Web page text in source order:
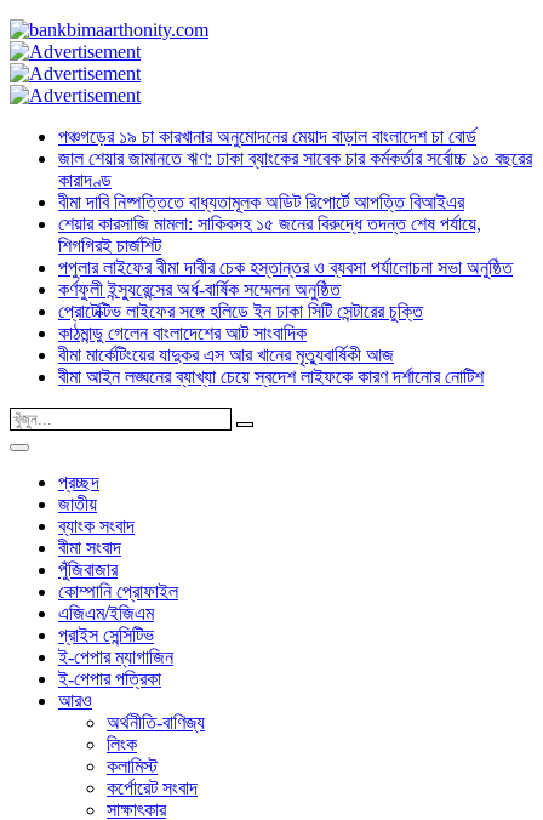
পঞ্চগড়ের ১৯ চা কারখানার অনুমোদনের মেয়াদ বাড়াল বাংলাদেশ চা বোর্ড
জাল শেয়ার জামানতে ঋণ: ঢাকা ব্যাংকের সাবেক চার কর্মকর্তার সর্বোচ্চ ১০ বছরের
কারাদণ্ড
বীমা দাবি নিষ্পত্তিতে বাধ্যতামূলক অডিট রিপোর্টে আপত্তি বিআইএর
শেয়ার কারসাজি মামলা: সাকিবসহ ১৫ জনের বিরুদ্ধে তদন্ত শেষ পর্যায়ে,
শিগগিরই চার্জশিট
পপুলার লাইফের বীমা দাবীর চেক হস্তান্তর ও ব্যবসা পর্যালোচনা সভা অনুষ্ঠিত
কর্ণফুলী ইন্স্যুরেন্সের অর্ধ-বার্ষিক সম্মেলন অনুষ্ঠিত
প্রোটেক্টিভ লাইফের সঙ্গে হলিডে ইন ঢাকা সিটি সেন্টারের চুক্তি
কাঠমান্ডু গেলেন বাংলাদেশের আট সাংবাদিক
বীমা মার্কেটিংয়ের যাদুকর এস আর খানের মৃত্যুবার্ষিকী আজ
বীমা আইন লঙ্ঘনের ব্যাখ্যা চেয়ে স্বদেশ লাইফকে কারণ দর্শানোর নোটিশ
প্রচ্ছদ
জাতীয়
ব্যাংক সংবাদ
বীমা সংবাদ
পুঁজিবাজার
কোম্পানি প্রোফাইল
এজিএম/ইজিএম
প্রাইস সেন্সিটিভ
ই-পেপার ম্যাগাজিন
ই-পেপার পত্রিকা
আরও
অর্থনীতি-বাণিজ্য
লিংক
কলামিস্ট
কর্পোরেট সংবাদ
সাক্ষাৎকার